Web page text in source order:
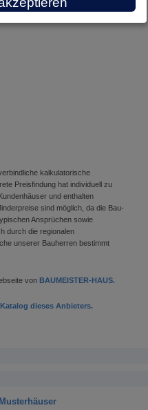
kalkulatorische
Preisfindung hat individuell zu
und enthalten
sind möglich, da die Bau-
Ansprüchen sowie
durch die regionalen
unserer Bauherren bestimmt
von BAUMEISTER-HAUS.
dieses Anbieters.